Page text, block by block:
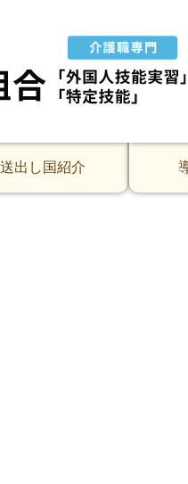
送出し国紹介
ファレンティナ、ア